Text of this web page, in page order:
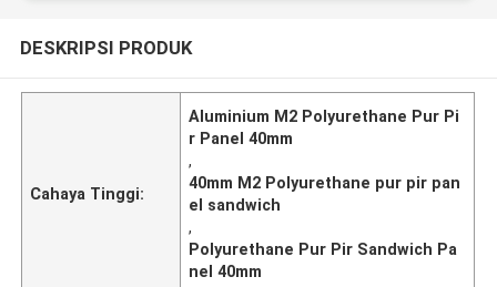
DESKRIPSI PRODUK
Cahaya Tinggi:
Aluminium M2 Polyurethane Pur Pi
r Panel 40mm
,
40mm M2 Polyurethane pur pir pan
el sandwich
,
Polyurethane Pur Pir Sandwich Pa
nel 40mm